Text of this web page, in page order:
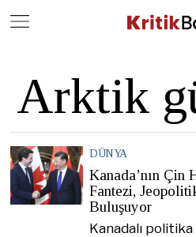
Arktik
DÜNYA
Kanada’nın Çin
Fantezi,
Buluşuyor
Kanadalı politika